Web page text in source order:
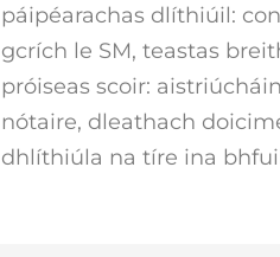
páipéarachas dlíthiúil:
gcrích le SM, teastas
próiseas scoir:
nótaire, dleathach
dhlíthiúla na tíre ina